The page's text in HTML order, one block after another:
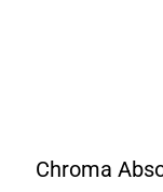
Chroma